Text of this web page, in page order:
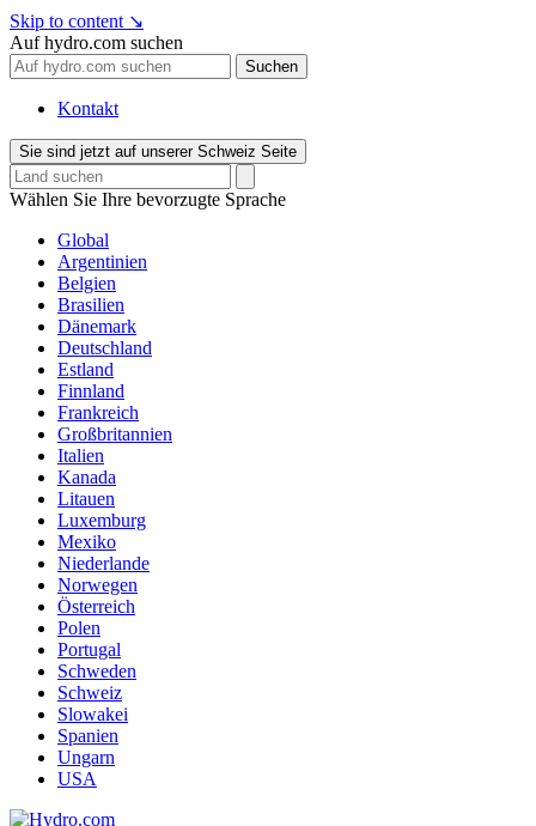
Skip to content ↘
Auf hydro.com suchen
Suchen
Kontakt
Sie sind jetzt auf unserer Schweiz Seite
Wählen Sie Ihre bevorzugte Sprache
Global
Argentinien
Belgien
Brasilien
Dänemark
Deutschland
Estland
Finnland
Frankreich
Großbritannien
Italien
Kanada
Litauen
Luxemburg
Mexiko
Niederlande
Norwegen
Österreich
Polen
Portugal
Schweden
Schweiz
Slowakei
Spanien
Ungarn
USA